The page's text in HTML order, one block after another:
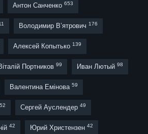
Антон Санченко 653
Володимир В’ятрович 176
Алексей Копытько 139
Портников 99 Иван Лютый 98
Валентина Емінова 59
52 Сергей Ауслендер 49
42 Юрий Христензен 42